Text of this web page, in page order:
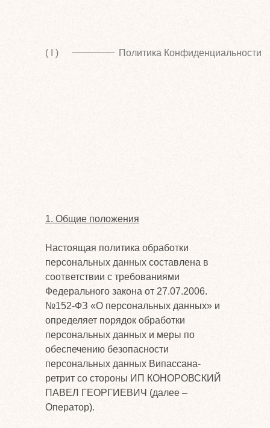
( I ) Политика Конфиденциальности
1. Общие положения
Настоящая политика обработки
персональных данных составлена в
соответствии с требованиями
Федерального закона от 27.07.2006.
№152-ФЗ «О персональных данных» и
определяет порядок обработки
персональных данных и меры по
обеспечению безопасности
персональных данных Випассана-
ретрит со стороны ИП КОНОРОВСКИЙ
ПАВЕЛ ГЕОРГИЕВИЧ (далее –
Оператор).